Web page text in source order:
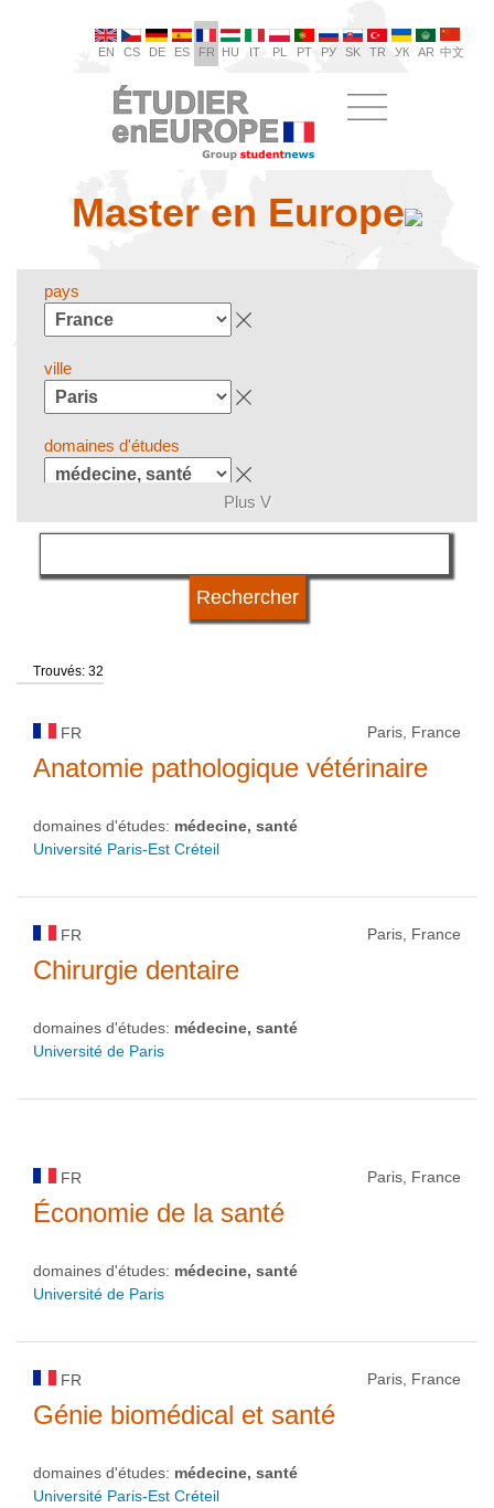
EN CS DE ES FR HU IT PL PT РУ SK TR УК AR 中文
Master en Europe
pays
ville
domaines d'études
langue
type d'université
statut d'université
Plus V
Trouvés: 32
FR Paris, France
Anatomie pathologique vétérinaire
domaines d'études: médecine, santé
Université Paris-Est Créteil
FR Paris, France
Chirurgie dentaire
domaines d'études: médecine, santé
Université de Paris
FR Paris, France
Économie de la santé
domaines d'études: médecine, santé
Université de Paris
FR Paris, France
Génie biomédical et santé
domaines d'études: médecine, santé
Université Paris-Est Créteil